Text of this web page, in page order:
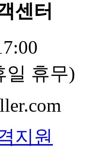
센터
일 휴무)
지원